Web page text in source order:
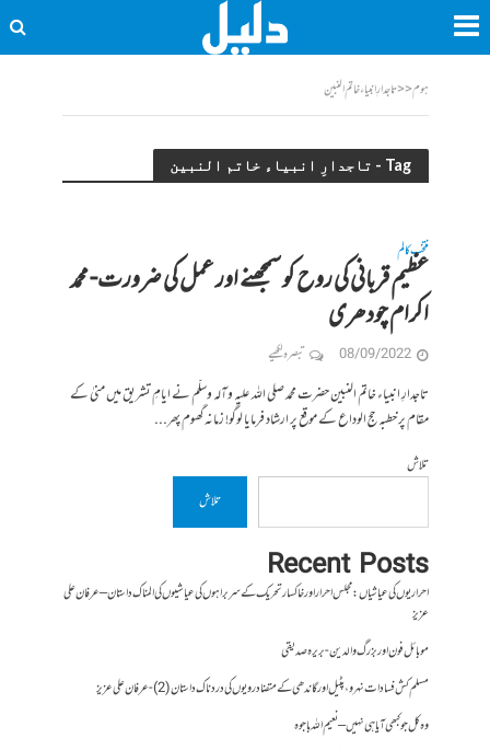
ہوم<<تاجدارِ انبیاء خاتم النبین
Tag - تاجدارِ انبیاء خاتم النبین
منتخب کالم
عظیم قربانی کی روح کو سمجھنے اور عمل کی ضرورت- محمد
اکرام چودھری
08/09/2022 تبصرہ لکھیے
تاجدارِ انبیاء خاتم النبین حضرت محمد صلی اللہ علیہ وآلہ وسلّم نے ایامِ تشریق میں منیٰ کے
مقام پر خطبہ حج الوداع کے موقع پر ارشاد فرمایا لوگو! زمانہ گھوم پھر...
تلاش
تلاش
Recent Posts
احراریوں کی عیاشیاں : مجلس احرار اور خاکسار تحریک کے سربراہوں کی عیاشیوں کی المناک داستان – عرفان علی
عزیز
موبائل فون اور بزرگ والدین- بریرہ صدیقی
مسلم کش فسادات نہرو، پٹیل اور گاندھی کے متضاد رویوں کی درد ناک داستان (2)- عرفان علی عزیز
وہ کل جو کبھی آیا ہی نہیں – نعیم اللہ باجوہ